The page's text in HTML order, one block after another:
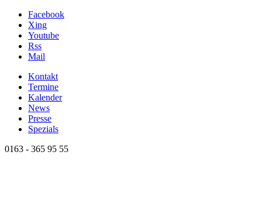
Facebook
Xing
Youtube
Rss
Mail
Kontakt
Termine
Kalender
News
Presse
Spezials
0163 - 365 95 55